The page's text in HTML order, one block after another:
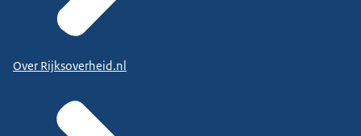
Over Rijksoverheid.nl